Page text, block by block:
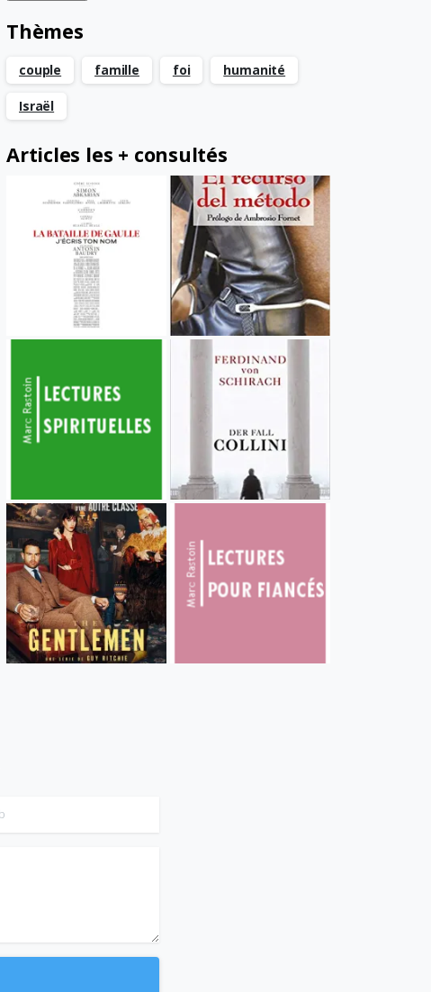
Thèmes
couple famille foi humanité
Israël
Articles les + consultés